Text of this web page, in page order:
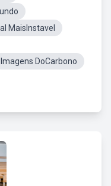
MaisInstavel
Imagens DoCarbono